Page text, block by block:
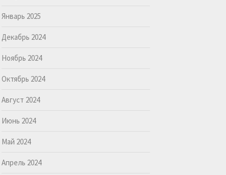
Январь 2025
Декабрь 2024
Ноябрь 2024
Октябрь 2024
Август 2024
Июнь 2024
Май 2024
Апрель 2024